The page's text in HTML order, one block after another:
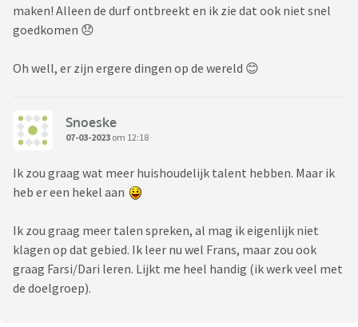
maken! Alleen de durf ontbreekt en ik zie dat ook niet snel
goedkomen 😞
Oh well, er zijn ergere dingen op de wereld 😊
Snoeske
07-03-2023 om 12:18
Ik zou graag wat meer huishoudelijk talent hebben. Maar ik
heb er een hekel aan
Ik zou graag meer talen spreken, al mag ik eigenlijk niet
klagen op dat gebied. Ik leer nu wel Frans, maar zou ook
graag Farsi/Dari leren. Lijkt me heel handig (ik werk veel met
de doelgroep).